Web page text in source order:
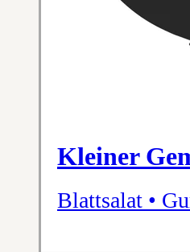
Kleiner
Blattsalat •